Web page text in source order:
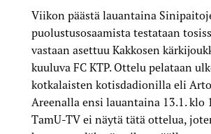
Viikon päästä lauantaina
puolustusosaamista testataan
vastaan asettuu Kakkosen
kuuluva FC KTP. Ottelu pelataan
kotkalaisten kotisdadionilla eli Arto
Areenalla ensi lauantaina 13.1. klo
TamU-TV ei näytä tätä ottelua,